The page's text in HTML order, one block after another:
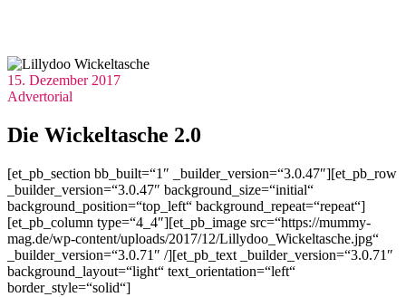
15. Dezember 2017
Advertorial
Die Wickeltasche 2.0
[et_pb_section bb_built=“1″ _builder_version=“3.0.47″][et_pb_row
_builder_version=“3.0.47″ background_size=“initial“
background_position=“top_left“ background_repeat=“repeat“]
[et_pb_column type=“4_4″][et_pb_image src=“https://mummy-
mag.de/wp-content/uploads/2017/12/Lillydoo_Wickeltasche.jpg“
_builder_version=“3.0.71″ /][et_pb_text _builder_version=“3.0.71″
background_layout=“light“ text_orientation=“left“
border_style=“solid“]